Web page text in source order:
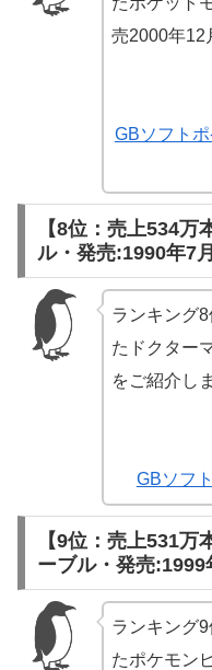
売2000年12
GBソフト
【8位：売上534
ル・発売:1990年7
ランキング
たドクター
をご紹介し
GBソフ
【9位：売上531
ーブル・発売
ランキング
たポケモン